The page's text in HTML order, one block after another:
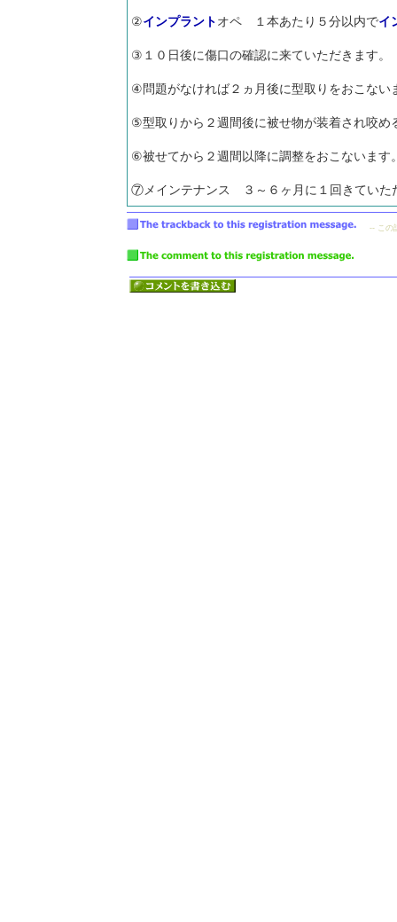
②インプラント オペ １本あたり５分以内でイ
③１０日後に傷口の確認に来ていただきます。
④問題がなければ２ヵ月後に型取りをおこない
⑤型取りから２週間後に被せ物が装着され咬め
⑥被せてから２週間以降に調整をおこないます
⑦メインテナンス ３～６ヶ月に１回きていた
-- この